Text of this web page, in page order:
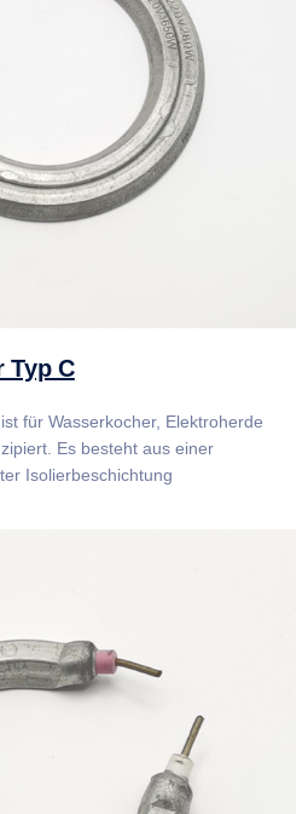
Typ C
für Wasserkocher, Elektroherde
Es besteht aus einer
Isolierbeschichtung